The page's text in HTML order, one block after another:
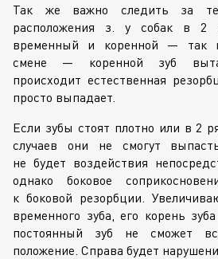
Так же важно следить за
расположения з. у собак в 2
временный и коренной — так
смене — коренной зуб
происходит естественная
просто выпадает.
Если зубы стоят плотно или в 2
случаев они не смогут
не будет воздействия
однако боковое
к боковой резорбции.
временного зуба, его корень
постоянный зуб не сможет
положение. Справа будет